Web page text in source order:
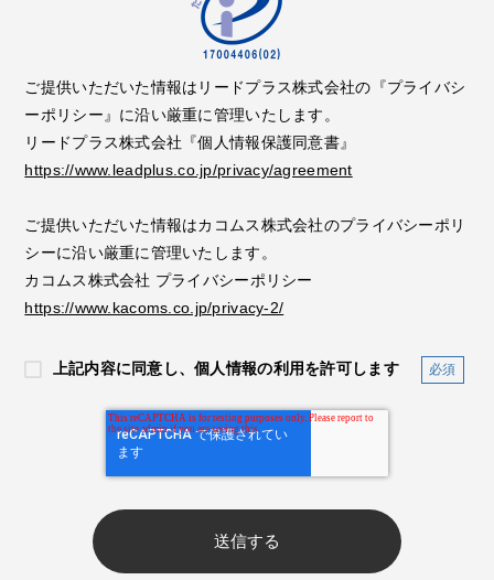
ご提供いただいた情報はリードプラス株式会社の『プライバシ
ーポリシー』に沿い厳重に管理いたします。
リードプラス株式会社『個人情報保護同意書』
https://www.leadplus.co.jp/privacy/agreement
ご提供いただいた情報はカコムス株式会社のプライバシーポリ
シーに沿い厳重に管理いたします。
カコムス株式会社 プライバシーポリシー
https://www.kacoms.co.jp/privacy-2/
上記内容に同意し、個人情報の利用を許可します